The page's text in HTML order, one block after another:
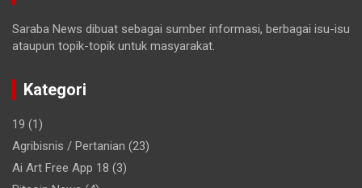
Saraba News dibuat sebagai sumber informasi, berbagai isu-isu
ataupun topik-topik untuk masyarakat.
Kategori
19 (1)
Agribisnis / Pertanian (23)
Ai Art Free App 18 (3)